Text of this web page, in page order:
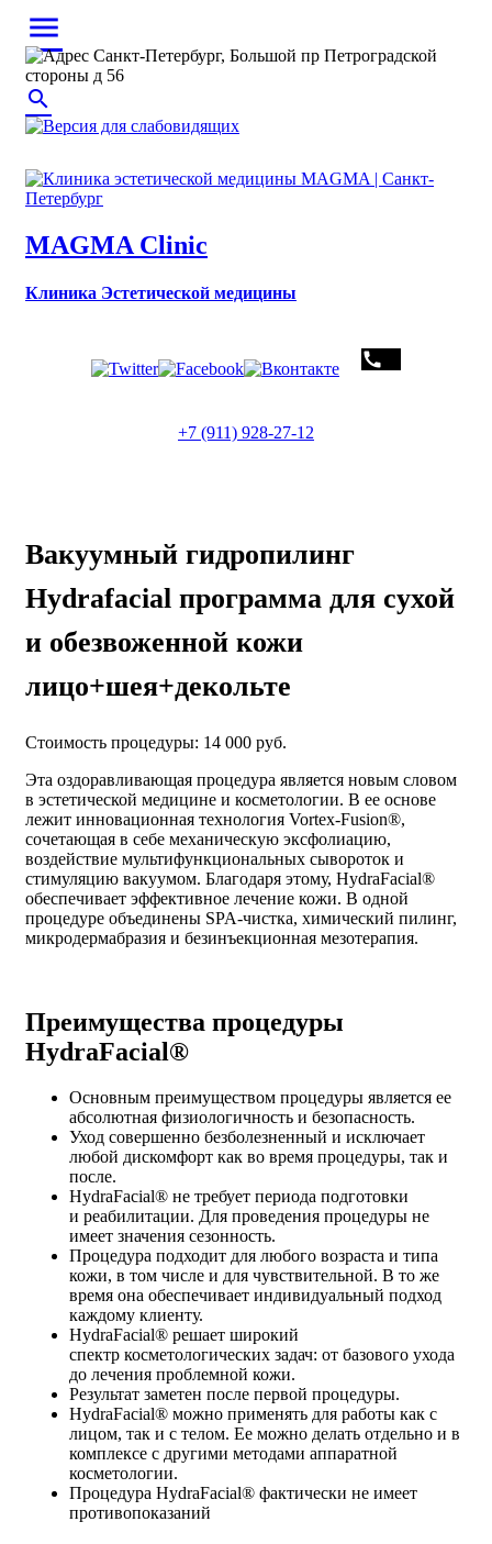
menu
Санкт-Петербург, Большой пр Петроградской
стороны д 56
search
MAGMA Clinic
Клиника Эстетической медицины
call
+7 (911) 928-27-12
Вакуумный гидропилинг
Hydrafacial программа для сухой
и обезвоженной кожи
лицо+шея+декольте
Стоимость процедуры: 14 000 руб.
Эта оздоравливающая процедура является новым словом
в эстетической медицине и косметологии. В ее основе
лежит инновационная технология Vortex-Fusion®,
сочетающая в себе механическую эксфолиацию,
воздействие мультифункциональных сывороток и
стимуляцию вакуумом. Благодаря этому, HydraFacial®
обеспечивает эффективное лечение кожи. В одной
процедуре объединены SPA-чистка, химический пилинг,
микродермабразия и безинъекционная мезотерапия.
Преимущества процедуры
HydraFacial®
Основным преимуществом процедуры является ее
абсолютная физиологичность и безопасность.
Уход совершенно безболезненный и исключает
любой дискомфорт как во время процедуры, так и
после.
HydraFacial® не требует периода подготовки
и реабилитации. Для проведения процедуры не
имеет значения сезонность.
Процедура подходит для любого возраста и типа
кожи, в том числе и для чувствительной. В то же
время она обеспечивает индивидуальный подход
каждому клиенту.
HydraFacial® решает широкий
спектр косметологических задач: от базового ухода
до лечения проблемной кожи.
Результат заметен после первой процедуры.
HydraFacial® можно применять для работы как с
лицом, так и с телом. Ее можно делать отдельно и в
комплексе с другими методами аппаратной
косметологии.
Процедура HydraFacial® фактически не имеет
противопоказаний